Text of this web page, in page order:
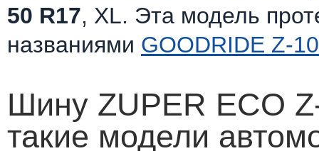
50 R17, XL. Эта модель
названиями GOODRIDE Z-
Шину ZUPER ECO
такие модели